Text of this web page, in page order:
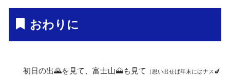
おわりに
初日の出🌄を見て、富士山🗻も見て （思い出せば年末にはナス🍆